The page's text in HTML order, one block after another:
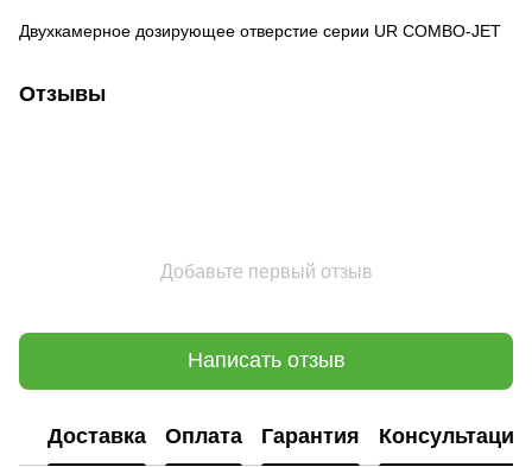
Двухкамерное дозирующее отверстие серии UR COMBO-JET
Отзывы
Добавьте первый отзыв
Написать отзыв
Доставка Оплата Гарантия Консультация